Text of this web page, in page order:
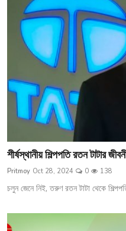
শীর্ষস্থানীয় শিল্পপতি রতন টাটার
Pritmoy Oct 28, 2024 0 138
চলুন জেনে নিই, তরুণ রতন টাটা থেকে